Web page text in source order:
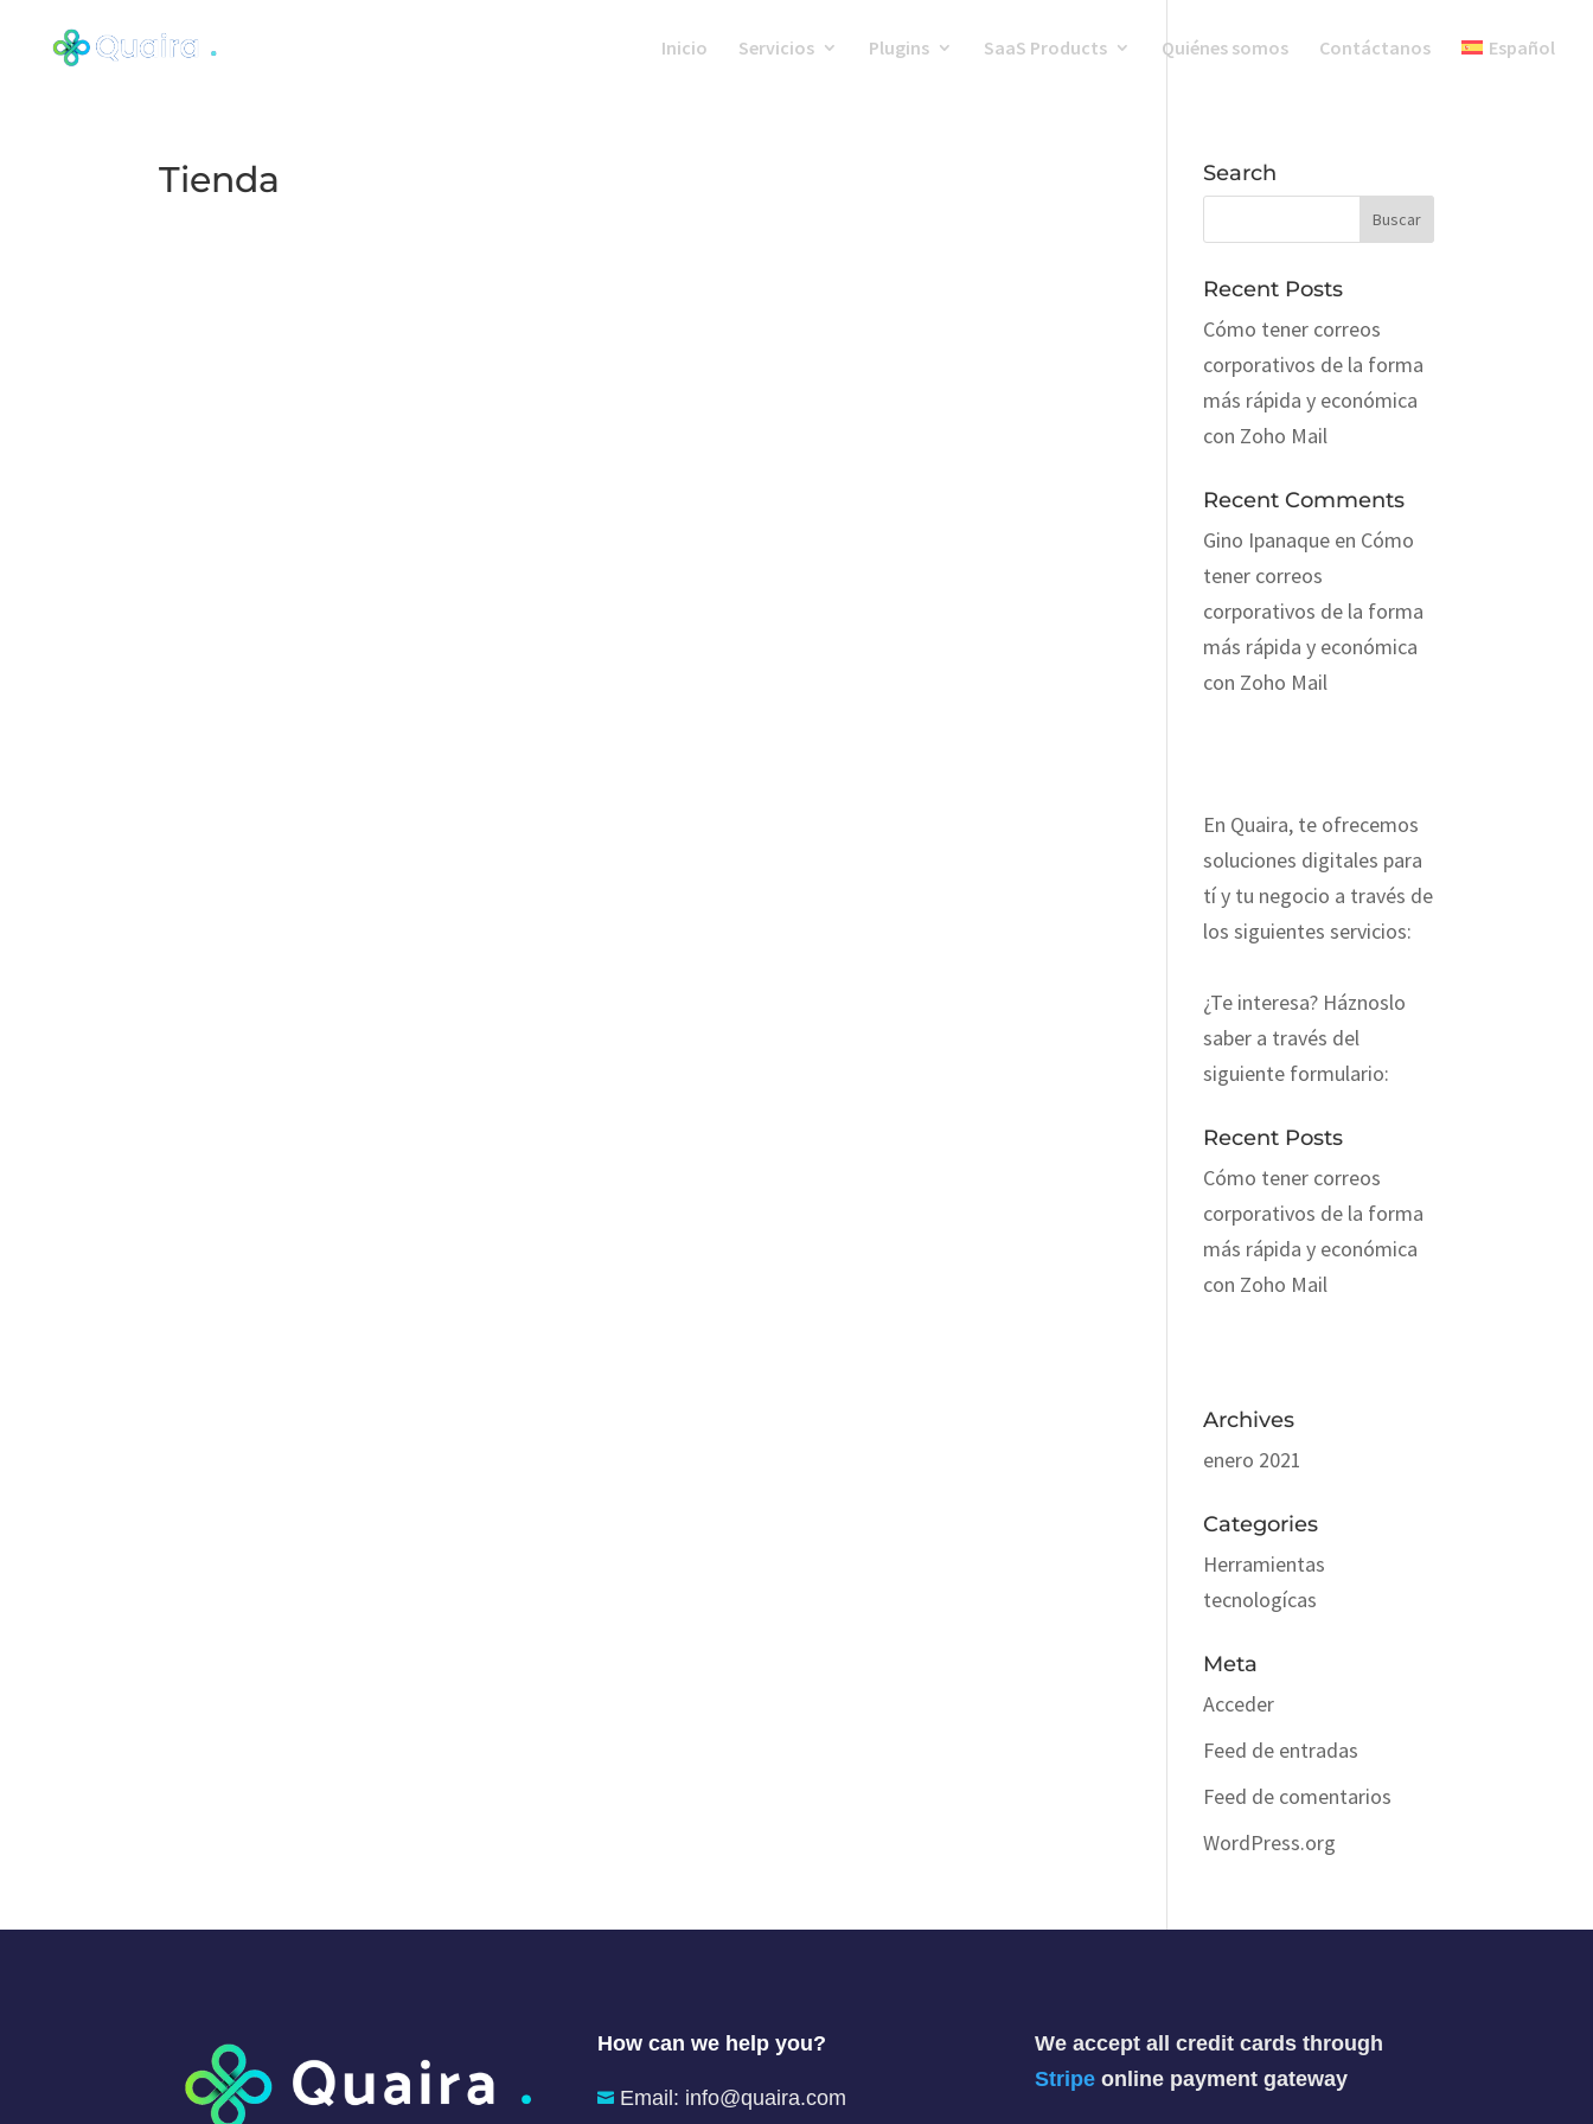
Inicio Servicios Plugins SaaS Products Quiénes somos Contáctanos Español
Tienda Search
Recent Posts
Cómo tener correos
corporativos de la forma
más rápida y económica
con Zoho Mail
Recent Comments
Gino Ipanaque en Cómo
tener correos
corporativos de la forma
más rápida y económica
con Zoho Mail
En Quaira, te ofrecemos
soluciones digitales para
tí y tu negocio a través de
los siguientes servicios:
¿Te interesa? Háznoslo
saber a través del
siguiente formulario:
Recent Posts
Cómo tener correos
corporativos de la forma
más rápida y económica
con Zoho Mail
Archives
enero 2021
Categories
Herramientas
tecnologícas
Meta
Acceder
Feed de entradas
Feed de comentarios
WordPress.org
How can we help you?
 Email: info@quaira.com
We accept all credit cards through
Stripeonline payment gateway